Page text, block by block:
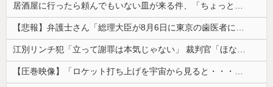
居酒屋に行ったら頼んでもいない皿が来る件、「ちょっと苦手なのよ」とタレントが不満を漏らしており……
【悲報】弁護士さん「総理大臣が8月6日に東京の歯医者に予約を入れるという非常識さ。人間性が分かります」
江別リンチ犯「立って謝罪は本気じゃない」 裁判官「ほな裁判で土下座してないキミは本気じゃないな」
【圧巻映像】「ロケット打ち上げを宇宙から見ると・・・」の動画が衝撃的